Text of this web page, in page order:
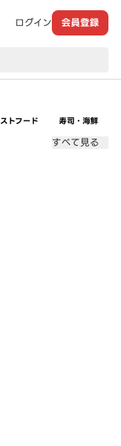
ログイン 会員登録
トフード 寿司・海鮮
すべて見る